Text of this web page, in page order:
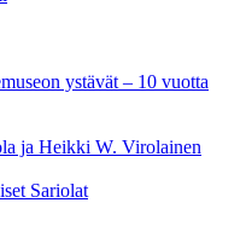
ystävät – 10 vuotta
ja Heikki W. Virolainen
Sariolat